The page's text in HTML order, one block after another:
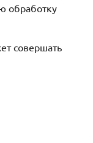
обработку
совершать